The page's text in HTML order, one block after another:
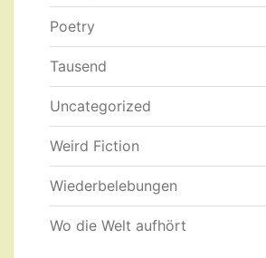
Poetry
Tausend
Uncategorized
Weird Fiction
Wiederbelebungen
Wo die Welt aufhört